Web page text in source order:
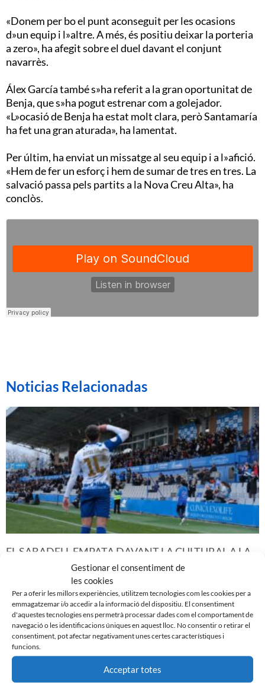
Gestionar el consentiment de
les cookies
Per a oferir les millors experiències, utilitzem tecnologies com les cookies per a
emmagatzemar i/o accedir a la informació del dispositiu. El consentiment
d'aquestes tecnologies ens permetrà processar dades com el comportament de
navegació o les identificacions úniques en aquest lloc. No consentir o retirar el
consentiment, pot afectar negativament unes certes característiques i
funcions.
Acceptar totes
«Donem per bo el punt aconseguit per les ocasions
d»un equip i l»altre. A més, és positiu deixar la porteria
a zero», ha afegit sobre el duel davant el conjunt
navarrès.
Álex García també s»ha referit a la gran oportunitat de
Benja, que s»ha pogut estrenar com a golejador.
«L»ocasió de Benja ha estat molt clara, però Santamaría
ha fet una gran aturada», ha lamentat.
Per últim, ha enviat un missatge al seu equip i a l»afició.
«Hem de fer un esforç i hem de sumar de tres en tres. La
salvació passa pels partits a la Nova Creu Alta», ha
conclòs.
Noticias Relacionadas
EL SABADELL EMPATA DAVANT LA CULTURAL A LA
NOVA CREU ALTA
10 de març de 2024
Leer más »